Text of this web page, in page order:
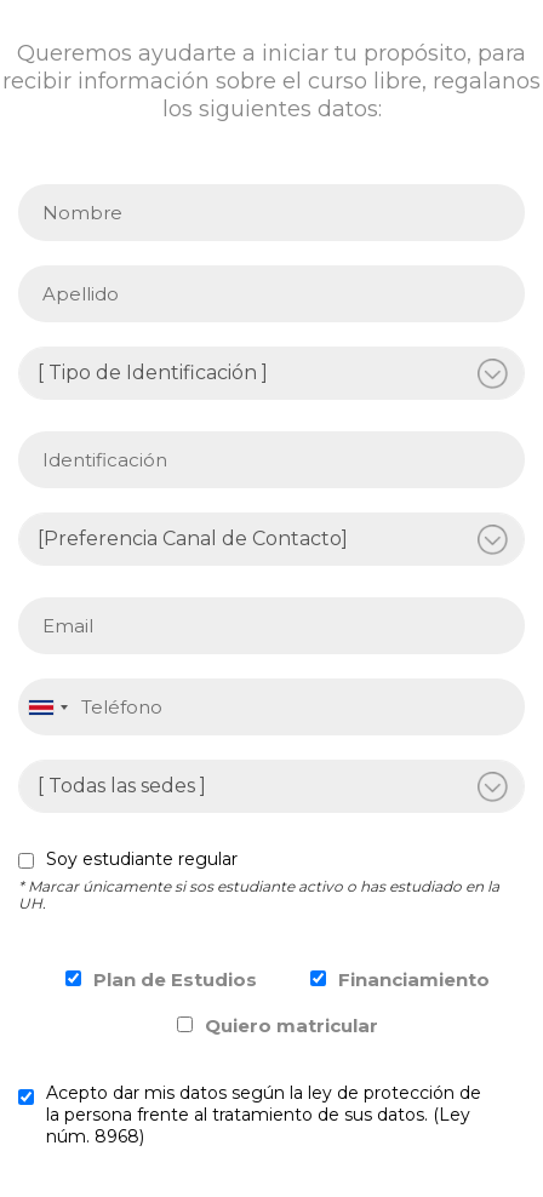
Queremos ayudarte a iniciar tu propósito, para
recibir información sobre el curso libre, regalanos
los siguientes datos:
Soy estudiante regular
* Marcar únicamente si sos estudiante activo o has estudiado en la
UH.
Plan de Estudios
Financiamiento
Quiero matricular
Acepto dar mis datos según la ley de protección de
la persona frente al tratamiento de sus datos. (Ley
núm. 8968)